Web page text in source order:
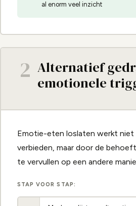
al enorm veel inzicht
2 Alternatief
emotionele
Emotie-eten loslaten werkt
verbieden, maar door de
te vervullen op een andere
STAP VOOR STAP: